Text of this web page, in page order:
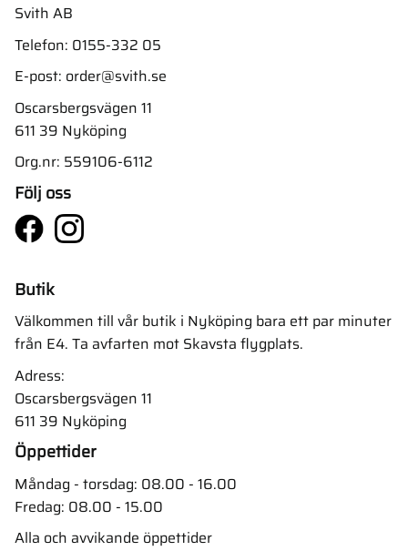
Svith AB
Telefon: 0155-332 05
E-post: order@svith.se
Oscarsbergsvägen 11
611 39 Nyköping
Org.nr: 559106-6112
Följ oss
Butik
Välkommen till vår butik i Nyköping bara ett par minuter
från E4. Ta avfarten mot Skavsta flygplats.
Adress:
Oscarsbergsvägen 11
611 39 Nyköping
Öppettider
Måndag - torsdag: 08.00 - 16.00
Fredag: 08.00 - 15.00
Alla och avvikande öppettider